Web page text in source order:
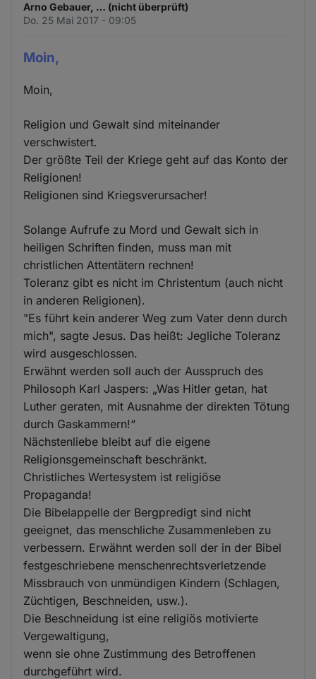
Arno Gebauer, … (nicht überprüft)
Do. 25 Mai 2017 - 09:05
Moin,
Moin,
Religion und Gewalt sind miteinander
verschwistert.
Der größte Teil der Kriege geht auf das Konto der
Religionen!
Religionen sind Kriegsverursacher!
Solange Aufrufe zu Mord und Gewalt sich in
heiligen Schriften finden, muss man mit
christlichen Attentätern rechnen!
Toleranz gibt es nicht im Christentum (auch nicht
in anderen Religionen).
"Es führt kein anderer Weg zum Vater denn durch
mich", sagte Jesus. Das heißt: Jegliche Toleranz
wird ausgeschlossen.
Erwähnt werden soll auch der Ausspruch des
Philosoph Karl Jaspers: „Was Hitler getan, hat
Luther geraten, mit Ausnahme der direkten Tötung
durch Gaskammern!“
Nächstenliebe bleibt auf die eigene
Religionsgemeinschaft beschränkt.
Christliches Wertesystem ist religiöse
Propaganda!
Die Bibelappelle der Bergpredigt sind nicht
geeignet, das menschliche Zusammenleben zu
verbessern. Erwähnt werden soll der in der Bibel
festgeschriebene menschenrechtsverletzende
Missbrauch von unmündigen Kindern (Schlagen,
Züchtigen, Beschneiden, usw.).
Die Beschneidung ist eine religiös motivierte
Vergewaltigung,
wenn sie ohne Zustimmung des Betroffenen
durchgeführt wird.